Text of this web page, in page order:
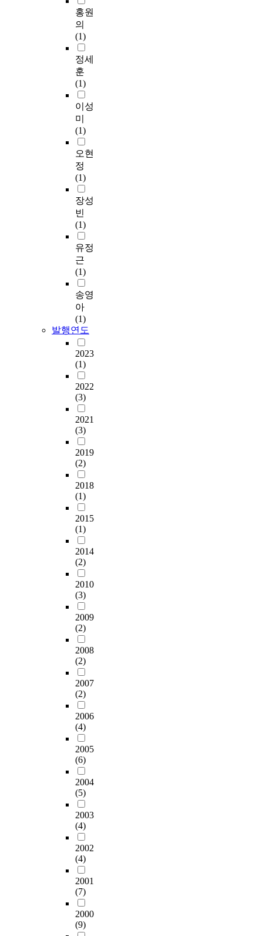
홍원
의
(1)
정세
훈
(1)
이성
미
(1)
오현
정
(1)
장성
빈
(1)
유정
근
(1)
송영
아
(1)
발행연도
2023
(1)
2022
(3)
2021
(3)
2019
(2)
2018
(1)
2015
(1)
2014
(2)
2010
(3)
2009
(2)
2008
(2)
2007
(2)
2006
(4)
2005
(6)
2004
(5)
2003
(4)
2002
(4)
2001
(7)
2000
(9)